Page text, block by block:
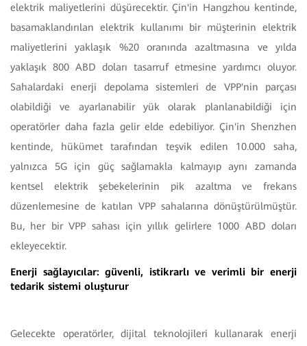
elektrik maliyetlerini düşürecektir. Çin'in Hangzhou kentinde,
basamaklandırılan elektrik kullanımı bir müşterinin elektrik
maliyetlerini yaklaşık %20 oranında azaltmasına ve yılda
yaklaşık 800 ABD doları tasarruf etmesine yardımcı oluyor.
Sahalardaki enerji depolama sistemleri de VPP'nin parçası
olabildiği ve ayarlanabilir yük olarak planlanabildiği için
operatörler daha fazla gelir elde edebiliyor. Çin'in Shenzhen
kentinde, hükümet tarafından teşvik edilen 10.000 saha,
yalnızca 5G için güç sağlamakla kalmayıp aynı zamanda
kentsel elektrik şebekelerinin pik azaltma ve frekans
düzenlemesine de katılan VPP sahalarına dönüştürülmüştür.
Bu, her bir VPP sahası için yıllık gelirlere 1000 ABD doları
ekleyecektir.
Enerji sağlayıcılar: güvenli, istikrarlı ve verimli bir enerji
tedarik sistemi oluşturur
Gelecekte operatörler, dijital teknolojileri kullanarak enerji